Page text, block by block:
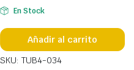
En Stock
Añadir al carrito
SKU: TUB4-034